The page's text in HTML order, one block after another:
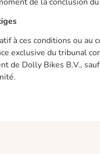
à ces conditions ou au
exclusive du tribunal
de Dolly Bikes B.V.,